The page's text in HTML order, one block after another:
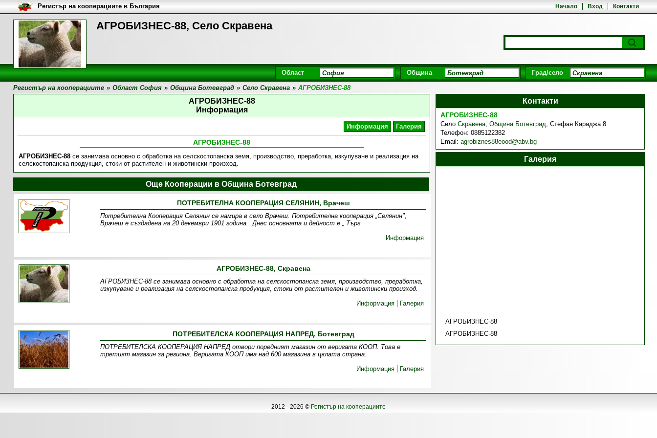
АГРОБИЗНЕС-88, Село Скравена
Начало Вход Контакти
Регистър на кооперациите в България
Област Община Град/село
Регистър на кооперациите » Област София » Община Ботевград » Село Скравена » АГРОБИЗНЕС-88
АГРОБИЗНЕС-88
Информация
Информация Галерия
АГРОБИЗНЕС-88
АГРОБИЗНЕС-88се занимава основно с обработка на селскостопанска земя, производство, преработка, изкупуване и реализация на
селскостопанска продукция, стоки от растителен и животински произход.
Контакти
АГРОБИЗНЕС-88
Село Скравена, Община Ботевград, Стефан Караджа 8
Телефон: 0885122382
Email: agrobiznes88eood@abv.bg
Галерия
АГРОБИЗНЕС-88
АГРОБИЗНЕС-88
Още Кооперации в Община Ботевград
ПОТРЕБИТЕЛНА КООПЕРАЦИЯ СЕЛЯНИН, Врачеш
Потребителна Кооперация Селянин се намира в село Врачеш. Потребителна кооперация „Селянин",
Врачеш е създадена на 20 декември 1901 година . Днес основната и дейност е „ Търг
Информация
АГРОБИЗНЕС-88, Скравена
АГРОБИЗНЕС-88 се занимава основно с обработка на селскостопанска земя, производство, преработка,
изкупуване и реализация на селскостопанска продукция, стоки от растителен и животински произход.
Информация
Галерия
ПОТРЕБИТЕЛСКА КООПЕРАЦИЯ НАПРЕД, Ботевград
ПОТРЕБИТЕЛСКА КООПЕРАЦИЯ НАПРЕД отвори поредният магазин от веригата КООП. Това е
третият магазин за региона. Веригата КООП има над 600 магазина в цялата страна.
Информация
Галерия
2012 - 2026 © Регистър на кооперациите